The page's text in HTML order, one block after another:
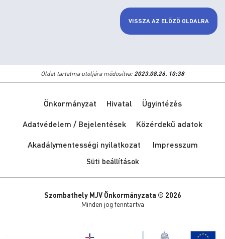
VISSZA AZ ELŐZŐ OLDALRA
Oldal tartalma utoljára módosítva: 2023.08.26. 10:38
Önkormányzat Hivatal
Ügyintézés
Adatvédelem / Bejelentések
Közérdekű adatok
Akadálymentességi nyilatkozat
Impresszum
Süti beállítások
Szombathely MJV Önkormányzata © 2026
Minden jog fenntartva